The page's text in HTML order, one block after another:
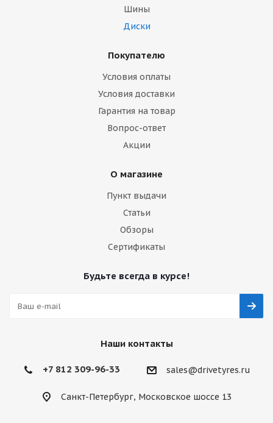
Шины
Диски
Покупателю
Условия оплаты
Условия доставки
Гарантия на товар
Вопрос-ответ
Акции
О магазине
Пункт выдачи
Статьи
Обзоры
Сертификаты
Будьте всегда в курсе!
Наши контакты
+7 812 309-96-33 sales@drivetyres.ru
Санкт-Петербург, Московское шоссе 13